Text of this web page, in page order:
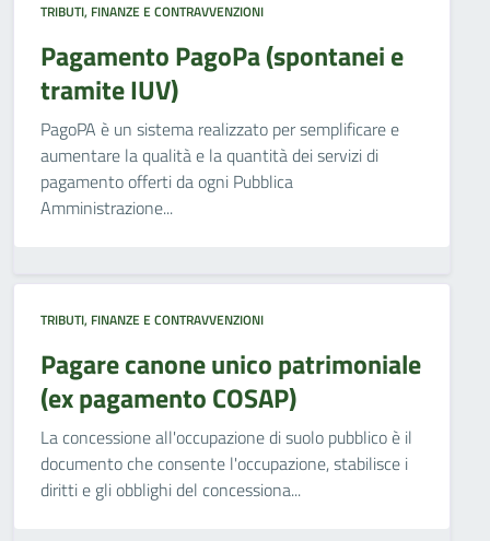
TRIBUTI, FINANZE E CONTRAVVENZIONI
Pagamento PagoPa (spontanei e
tramite IUV)
PagoPA è un sistema realizzato per semplificare e
aumentare la qualità e la quantità dei servizi di
pagamento offerti da ogni Pubblica
Amministrazione...
TRIBUTI, FINANZE E CONTRAVVENZIONI
Pagare canone unico patrimoniale
(ex pagamento COSAP)
La concessione all'occupazione di suolo pubblico è il
documento che consente l'occupazione, stabilisce i
diritti e gli obblighi del concessiona...